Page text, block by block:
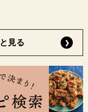
見る